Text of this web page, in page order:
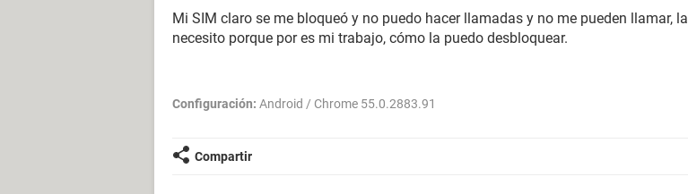
Mi SIM claro se me bloqueó y no puedo hacer llamadas y no me pueden llamar, la
necesito porque por es mi trabajo, cómo la puedo desbloquear.
Configuración: Android / Chrome 55.0.2883.91
Compartir